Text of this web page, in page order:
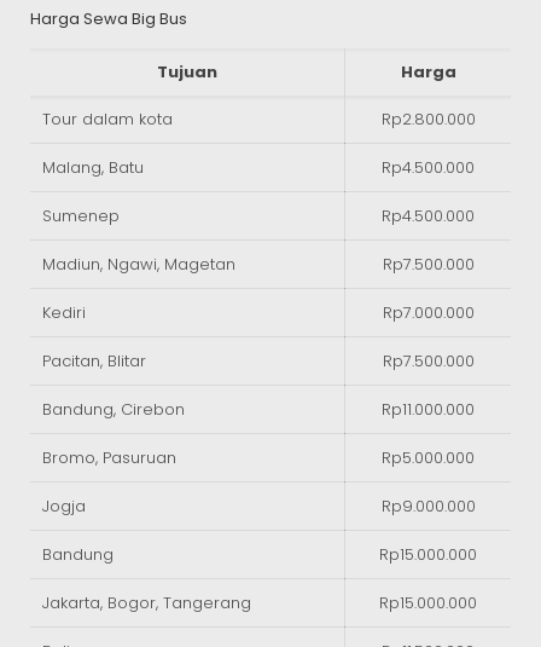
Harga Sewa Big Bus
Tujuan Harga
Tour dalam kota Rp2.800.000
Malang, Batu Rp4.500.000
Sumenep Rp4.500.000
Madiun, Ngawi, Magetan Rp7.500.000
Kediri Rp7.000.000
Pacitan, Blitar Rp7.500.000
Bandung, Cirebon Rp11.000.000
Bromo, Pasuruan Rp5.000.000
Jogja Rp9.000.000
Bandung Rp15.000.000
Jakarta, Bogor, Tangerang Rp15.000.000